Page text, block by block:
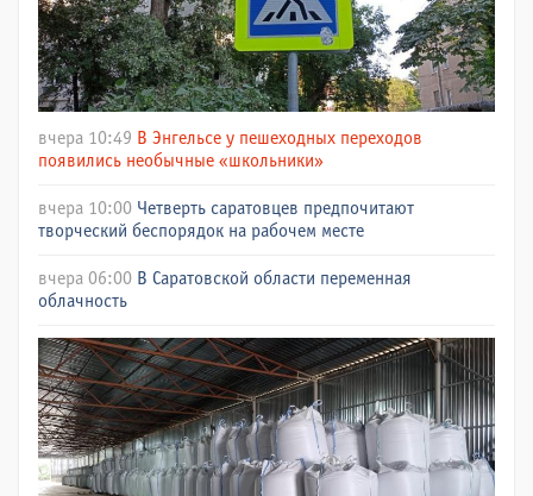
вчера 10:49 В Энгельсе у пешеходных переходов
появились необычные «школьники»
вчера 10:00 Четверть саратовцев предпочитают
творческий беспорядок на рабочем месте
вчера 06:00 В Саратовской области переменная
облачность